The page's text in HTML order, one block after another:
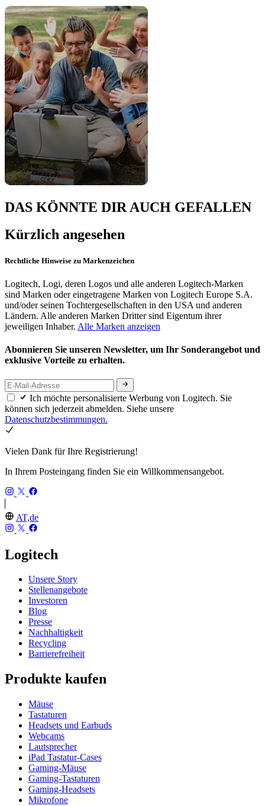
DAS KÖNNTE DIR AUCH GEFALLEN
Kürzlich angesehen
Rechtliche Hinweise zu Markenzeichen
Logitech, Logi, deren Logos und alle anderen Logitech-Marken
sind Marken oder eingetragene Marken von Logitech Europe S.A.
und/oder seinen Tochtergesellschaften in den USA und anderen
Ländern. Alle anderen Marken Dritter sind Eigentum ihrer
jeweiligen Inhaber. Alle Marken anzeigen
Abonnieren Sie unseren Newsletter, um Ihr Sonderangebot und
exklusive Vorteile zu erhalten.
Ich möchte personalisierte Werbung von Logitech. Sie
können sich jederzeit abmelden. Siehe unsere
Datenschutzbestimmungen.
Vielen Dank für Ihre Registrierung!
In Ihrem Posteingang finden Sie ein Willkommensangebot.
AT,de
Logitech
Unsere Story
Stellenangebote
Investoren
Blog
Presse
Nachhaltigkeit
Recycling
Barrierefreiheit
Produkte kaufen
Mäuse
Tastaturen
Headsets und Earbuds
Webcams
Lautsprecher
iPad Tastatur-Cases
Gaming-Mäuse
Gaming-Tastaturen
Gaming-Headsets
Mikrofone